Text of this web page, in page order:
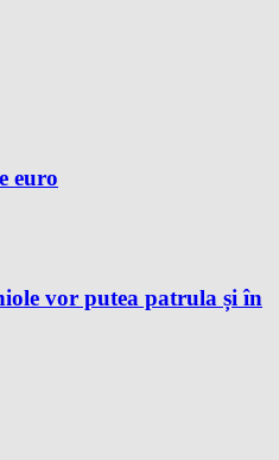
euro
vor putea patrula și în